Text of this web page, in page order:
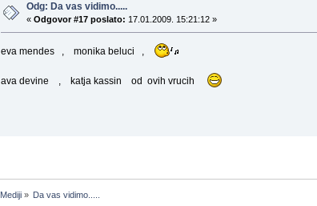
Odg: Da vas vidimo.....
«Odgovor #17 poslato: 17.01.2009. 15:21:12 »
eva mendes , monika beluci ,
ava devine , katja kassin od ovih vrucih
Mediji » Da vas vidimo.....